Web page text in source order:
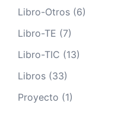
Libro-Otros (6)
Libro-TE (7)
Libro-TIC (13)
Libros (33)
Proyecto (1)